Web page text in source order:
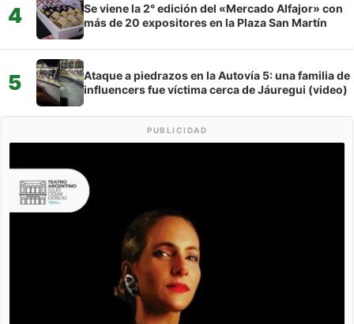
4
Se viene la 2° edición del «Mercado Alfajor» con
más de 20 expositores en la Plaza San Martín
5
Ataque a piedrazos en la Autovía 5: una familia de
influencers fue víctima cerca de Jáuregui (video)
PUBLICIDAD